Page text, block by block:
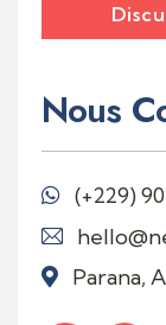
Nous
(+229)
Parana,